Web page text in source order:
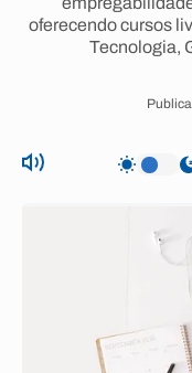
oferecendo cursos
Tecnologia,